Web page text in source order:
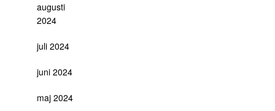
augusti
2024
juli 2024
juni 2024
maj 2024